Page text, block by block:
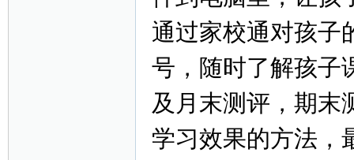
通过家校通对孩子
号，随时了解孩子
及月末测评，期末
学习效果的方法，